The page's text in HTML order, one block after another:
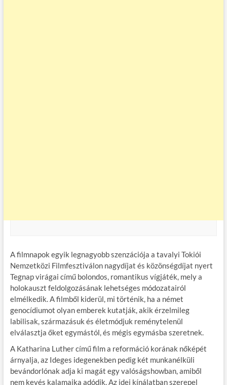
A filmnapok egyik legnagyobb szenzációja a tavalyi Tokiói
Nemzetközi Filmfesztiválon nagydíjat és közönségdíjat nyert
Tegnap virágai című bolondos, romantikus vígjáték, mely a
holokauszt feldolgozásának lehetséges módozatairól
elmélkedik. A filmből kiderül, mi történik, ha a német
genocídiumot olyan emberek kutatják, akik érzelmileg
labilisak, származásuk és életmódjuk reménytelenül
elválasztja őket egymástól, és mégis egymásba szeretnek.
A Katharina Luther című film a reformáció korának nőképét
árnyalja, az Ideges idegenekben pedig két munkanélküli
bevándorlónak adja ki magát egy valóságshowban, amiből
nem kevés kalamajka adódik. Az idei kínálatban szerepel